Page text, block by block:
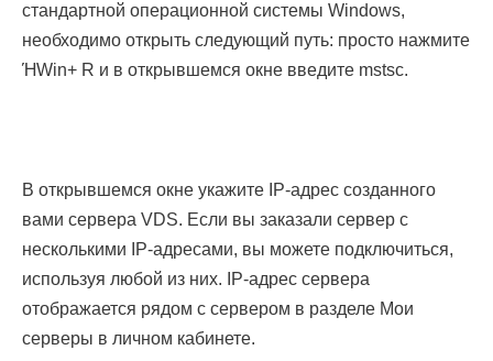
стандартной операционной системы Windows,
необходимо открыть следующий путь: просто нажмите
ΉWin+ R и в открывшемся окне введите mstsc.
В открывшемся окне укажите IP-адрес созданного
вами сервера VDS. Если вы заказали сервер с
несколькими IP-адресами, вы можете подключиться,
используя любой из них. IP-адрес сервера
отображается рядом с сервером в разделе Мои
серверы в личном кабинете.